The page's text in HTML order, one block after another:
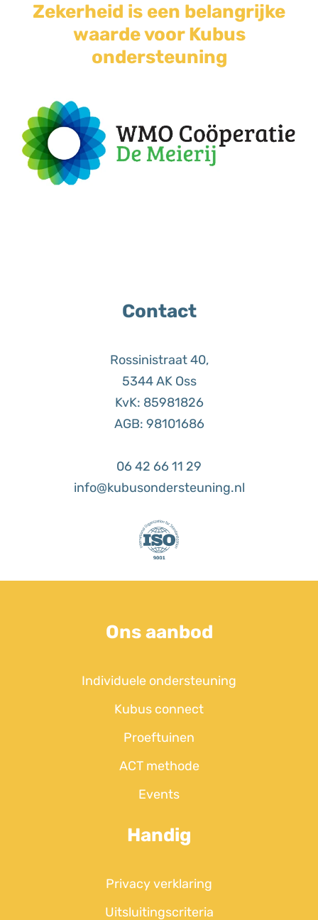
Zekerheid is een belangrijke
waarde voor Kubus
ondersteuning
Contact
Rossinistraat 40,
5344 AK Oss
KvK: 85981826
AGB: 98101686
06 42 66 11 29
info@kubusondersteuning.nl
Ons aanbod
Individuele ondersteuning
Kubus connect
Proeftuinen
ACT methode
Events
Handig
Privacy verklaring
Uitsluitingscriteria